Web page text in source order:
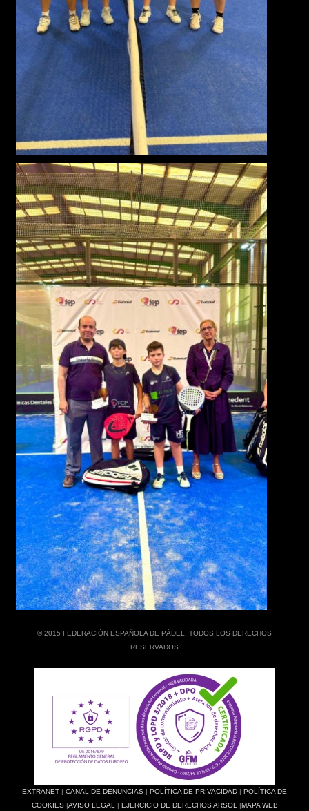
© 2015 FEDERACIÓN ESPAÑOLA DE PÁDEL. TODOS LOS DERECHOS
RESERVADOS
EXTRANET | CANAL DE DENUNCIAS | POLÍTICA DE PRIVACIDAD | POLÍTICA DE
COOKIES|AVISO LEGAL | EJERCICIO DE DERECHOS ARSOL |MAPA WEB